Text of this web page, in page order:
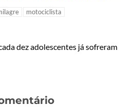
motociclista
dez adolescentes já sofreram